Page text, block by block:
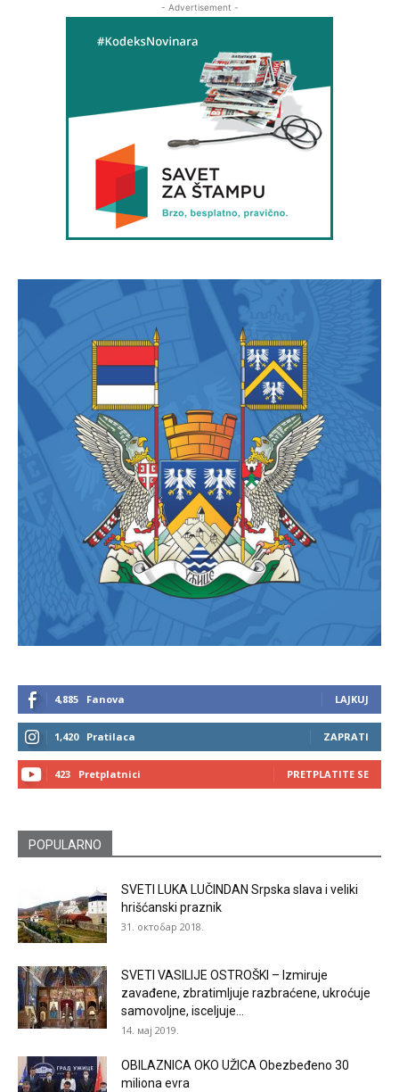
- Advertisement -
4,885 Fanova LAJKUJ
1,420 Pratilaca ZAPRATI
423 Pretplatnici PRETPLATITE SE
POPULARNO
SVETI LUKA LUČINDAN Srpska slava i veliki
hrišćanski praznik
31. октобар 2018.
SVETI VASILIJE OSTROŠKI – Izmiruje
zavađene, zbratimljuje razbraćene, ukroćuje
samovoljne, isceljuje...
14. мај 2019.
OBILAZNICA OKO UŽICA Obezbeđeno 30
miliona evra